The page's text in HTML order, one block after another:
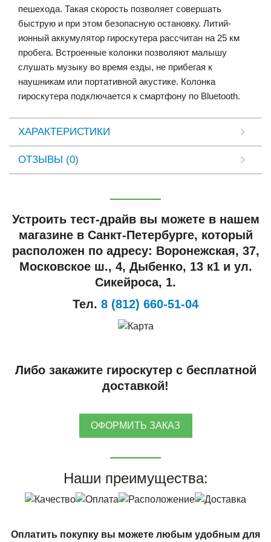
пешехода. Такая скорость позволяет совершать
быструю и при этом безопасную остановку. Литий-
ионный аккумулятор гироскутера рассчитан на 25 км
пробега. Встроенные колонки позволяют малышу
слушать музыку во время езды, не прибегая к
наушникам или портативной акустике. Колонка
гироскутера подключается к смартфону по Bluetooth.
ХАРАКТЕРИСТИКИ
ОТЗЫВЫ (0)
Устроить тест-драйв вы можете в нашем
магазине в Санкт-Петербурге, который
расположен по адресу: Воронежская, 37,
Московское ш., 4, Дыбенко, 13 к1 и ул.
Сикейроса, 1.
Тел. 8 (812) 660-51-04
Либо закажите гироскутер с бесплатной
доставкой!
ОФОРМИТЬ ЗАКАЗ
Наши преимущества:
Оплатить покупку вы можете любым удобным для